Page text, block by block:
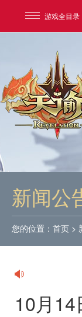
游戏全目录
我的足迹
新闻公
您的位置： 首页 >
10月